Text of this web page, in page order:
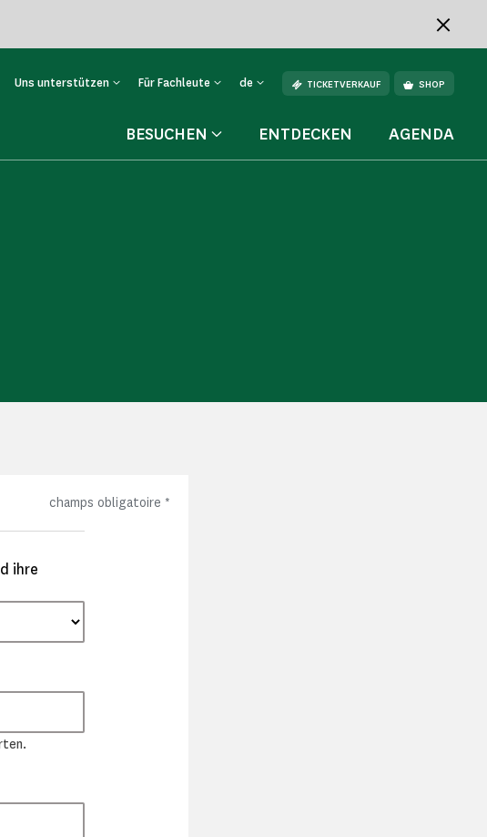
Uns unterstützen Für Fachleute de TICKETVERKAUF SHOP
BESUCHEN ENTDECKEN AGENDA
champs obligatoire *
ihre